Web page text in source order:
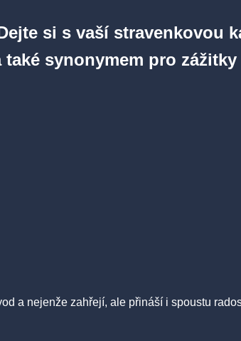
si s vaší stravenkovou
synonymem pro zážitky
a nejenže zahřejí, ale přináší i spoustu